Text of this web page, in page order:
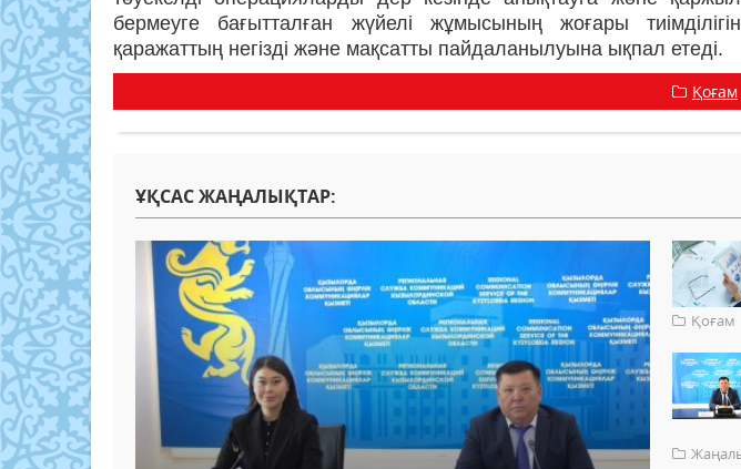
бермеуге бағытталған жүйелі жұмысының жоғары
қаражаттың негізді және мақсатты пайдаланылуына ықпал етеді.
Қоғам
ҰҚСАС ЖАҢАЛЫҚТАР:
Қоғам